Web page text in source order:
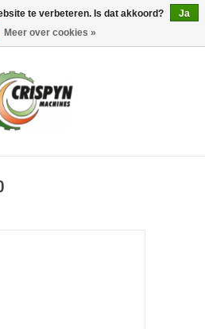
Mijn account / Registreren
te verbeteren. Is dat akkoord?
Ja
Meer over cookies »